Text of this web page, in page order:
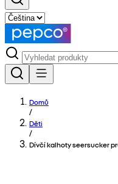
Domů
/
Děti
/
Dívčí kalhoty seersucker